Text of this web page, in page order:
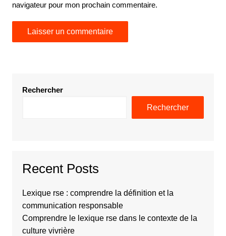
navigateur pour mon prochain commentaire.
Rechercher
Rechercher
Recent Posts
Lexique rse : comprendre la définition et la
communication responsable
Comprendre le lexique rse dans le contexte de la
culture vivrière